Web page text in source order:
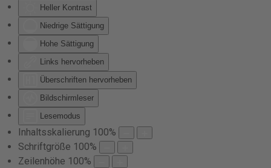
Heller Kontrast
Niedrige Sättigung
Hohe Sättigung
Links hervorheben
Überschriften hervorheben
Bildschirmleser
Lesemodus
Inhaltsskalierung 100%
Schriftgröße 100%
Zeilenhöhe 100%